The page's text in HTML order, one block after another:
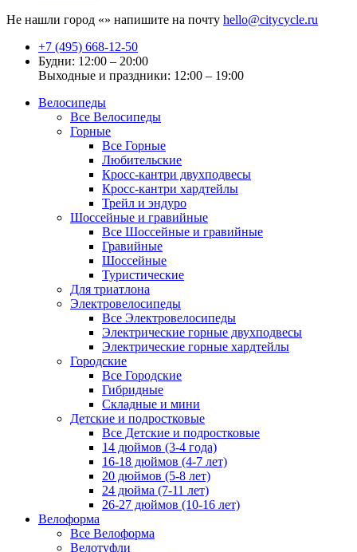
Не нашли город «» напишите на почту hello@citycycle.ru
+7 (495) 668-12-50
Будни: 12:00 – 20:00
Выходные и праздники: 12:00 – 19:00
Велосипеды
Все Велосипеды
Горные
Все Горные
Любительские
Кросс-кантри двухподвесы
Кросс-кантри хардтейлы
Трейл и эндуро
Шоссейные и гравийные
Все Шоссейные и гравийные
Гравийные
Шоссейные
Туристические
Для триатлона
Электровелосипеды
Все Электровелосипеды
Электрические горные двухподвесы
Электрические горные хардтейлы
Городские
Все Городские
Гибридные
Складные и мини
Детские и подростковые
Все Детские и подростковые
14 дюймов (3-4 года)
16-18 дюймов (4-7 лет)
20 дюймов (5-8 лет)
24 дюйма (7-11 лет)
26-27 дюймов (10-16 лет)
Велоформа
Все Велоформа
Велотуфли